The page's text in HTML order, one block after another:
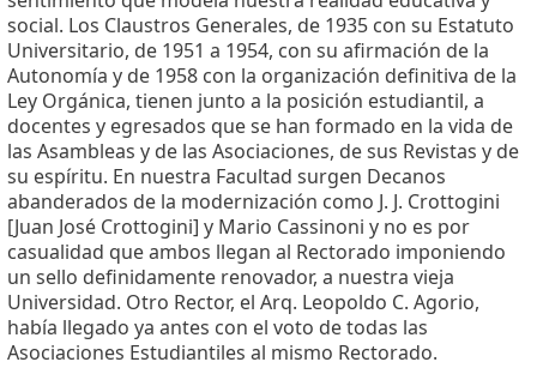
social. Los Claustros Generales, de 1935 con su Estatuto
Universitario, de 1951 a 1954, con su afirmación de la
Autonomía y de 1958 con la organización definitiva de la
Ley Orgánica, tienen junto a la posición estudiantil, a
docentes y egresados que se han formado en la vida de
las Asambleas y de las Asociaciones, de sus Revistas y de
su espíritu. En nuestra Facultad surgen Decanos
abanderados de la modernización como J. J. Crottogini
[Juan José Crottogini] y Mario Cassinoni y no es por
casualidad que ambos llegan al Rectorado imponiendo
un sello definidamente renovador, a nuestra vieja
Universidad. Otro Rector, el Arq. Leopoldo C. Agorio,
había llegado ya antes con el voto de todas las
Asociaciones Estudiantiles al mismo Rectorado.